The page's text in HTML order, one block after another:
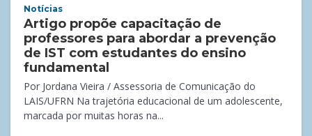
Notícias
Artigo propõe capacitação de
professores para abordar a prevenção
de IST com estudantes do ensino
fundamental
Por Jordana Vieira / Assessoria de Comunicação do
LAIS/UFRN Na trajetória educacional de um adolescente,
marcada por muitas horas na...